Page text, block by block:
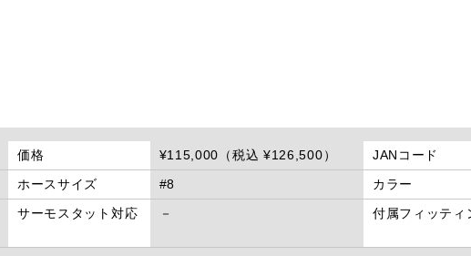
価格 ¥115,000（税込 ¥126,500） JANコード
ホースサイズ #8 カラー
サーモスタット対応 － 付属フィッティ